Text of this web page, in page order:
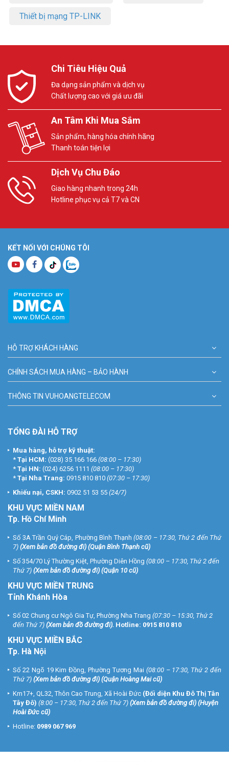
Thiết bị mạng TP-LINK
Chi Tiêu Hiệu Quả
Đa dạng sản phẩm và dịch vụ
Chất lượng cao với giá ưu đãi
An Tâm Khi Mua Sắm
Sản phẩm, hàng hóa chính hãng
Thanh toán tiện lợi
Dịch Vụ Chu Đáo
Giao hàng nhanh trong 24h
Hotline phục vụ cả T7 và CN
KẾT NỐI VỚI CHÚNG TÔI
HỖ TRỢ KHÁCH HÀNG
CHÍNH SÁCH MUA HÀNG – BẢO HÀNH
THÔNG TIN VUHOANGTELECOM
TỔNG ĐÀI HỖ TRỢ
Mua hàng, hỗ trợ kỹ thuật:
* Tại HCM: (028) 35 166 166 (08:00 – 17:30)
* Tại HN: (024) 6256 1111 (08:00 – 17:30)
* Tại Nha Trang: 0915 810 810 (07:30 – 17:30)
Khiếu nại, CSKH: 0902 51 53 55 (24/7)
KHU VỰC MIỀN NAM
Tp. Hồ Chí Minh
Số 3A Trần Quý Cáp, Phường Bình Thạnh (08:00 – 17:30, Thứ 2 đến Thứ
7) (Xem bản đồ đường đi) (Quận Bình Thạnh cũ)
Số 354/70 Lý Thường Kiệt, Phường Diên Hồng (08:00 – 17:30, Thứ 2 đến
Thứ 7) (Xem bản đồ đường đi) (Quận 10 cũ)
KHU VỰC MIỀN TRUNG
Tỉnh Khánh Hòa
Số 02 Chung cư Ngô Gia Tự, Phường Nha Trang (07:30 – 15:30, Thứ 2
đến Thứ 7) (Xem bản đồ đường đi). Hotline: 0915 810 810
KHU VỰC MIỀN BẮC
Tp. Hà Nội
Số 22 Ngõ 19 Kim Đồng, Phường Tương Mai (08:00 – 17:30, Thứ 2 đến
Thứ 7) (Xem bản đồ đường đi) (Quận Hoàng Mai cũ)
Km17+, QL32, Thôn Cao Trung, Xã Hoài Đức (Đối diện Khu Đô Thị Tân
Tây Đô) (8:00 – 17:30, Thứ 2 đến Thứ 7) (Xem bản đồ đường đi) (Huyện
Hoài Đức cũ)
Hotline: 0989 067 969